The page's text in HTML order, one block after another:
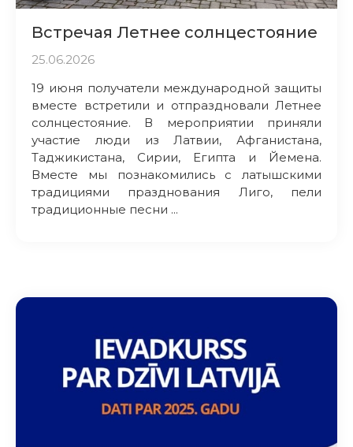
Встречая Летнее солнцестояние
25.06.2026
19 июня получатели международной защиты
вместе встретили и отпраздновали Летнее
солнцестояние. В мероприятии приняли
участие люди из Латвии, Афганистана,
Таджикистана, Сирии, Египта и Йемена.
Вместе мы познакомились с латышскими
традициями празднования Лиго, пели
традиционные песни ...